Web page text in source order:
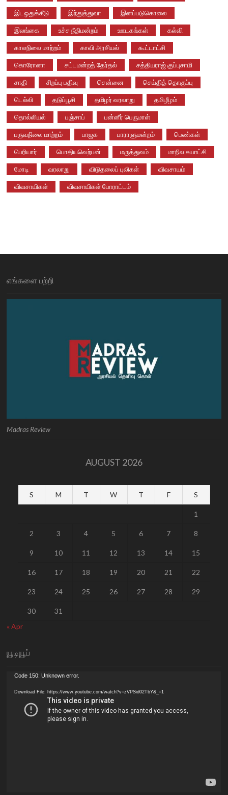
இடஒதுக்கீடு இந்துத்துவா இனப்படுகொலை
இலங்கை உச்ச நீதிமன்றம் ஊடகங்கள் கல்வி
காலநிலை மாற்றம் காவி அரசியல் கூட்டாட்சி
கொரோனா சட்டமன்றத் தேர்தல் சத்தியராஜ் குப்புசாமி
சாதி சிறப்பு பதிவு சென்னை செய்தித் தொகுப்பு
டெல்லி தடுப்பூசி தமிழர் வரலாறு தமிழீழம்
தொல்லியல் பஞ்சாப் பன்னீர் பெருமாள்
பருவநிலை மாற்றம் பாஜக பாராளுமன்றம் பெண்கள்
பெரியார் பொதியவெற்பன் மருத்துவம் மாநில சுயாட்சி
மோடி வரலாறு விடுதலைப் புலிகள் விவசாயம்
விவசாயிகள் விவசாயிகள் போராட்டம்
எங்களை பற்றி
Madras Review
AUGUST 2026
S M T W T F S
1
2 3 4 5 6 7 8
9 10 11 12 13 14 15
16 17 18 19 20 21 22
23 24 25 26 27 28 29
30
31
« Apr
யூடியூப்
Video
Code 150: Unknown error.
Download File: https://www.youtube.com/watch?v=zVPSid02TbY&_=1